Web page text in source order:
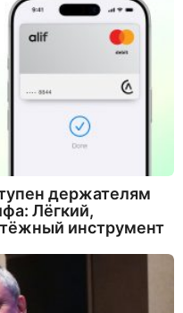
держателям
Лёгкий,
инструмент